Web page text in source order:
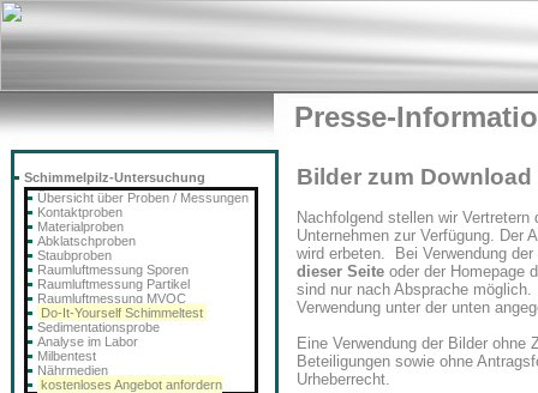
Presse-
Bilder zum
Nachfolgend stellen wir
Unternehmen zur Verfügung. Der
wird erbeten. Bei Verwendung
dieser Seite oder der Homepage
sind nur nach Absprache
Verwendung unter der unten
Eine Verwendung der Bilder ohne
Beteiligungen sowie ohne
Urheberrecht.
Schimmelpilz-Untersuchung
Übersicht über Proben / Messungen
Kontaktproben
Materialproben
Abklatschproben
Staubproben
Raumluftmessung Sporen
Raumluftmessung Partikel
Raumluftmessung MVOC
Do-It-Yourself Schimmeltest
Sedimentationsprobe
Analyse im Labor
Milbentest
Nährmedien
kostenloses Angebot anfordern